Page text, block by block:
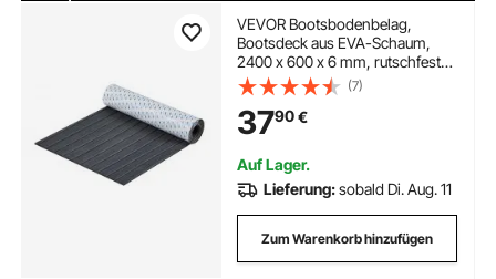
VEVOR Bootsbodenbelag,
Bootsdeck aus EVA-Schaum,
2400 x 600 x 6 mm, rutschfester,
selbstklebender Bodenbelag,
14400 cm² großer Marineteppich
für Boote, Yachten, Pontons,
Kajakdecks
(7)
3790€
Auf Lager.
Lieferung:sobald Di. Aug. 11
Zum Warenkorb hinzufügen